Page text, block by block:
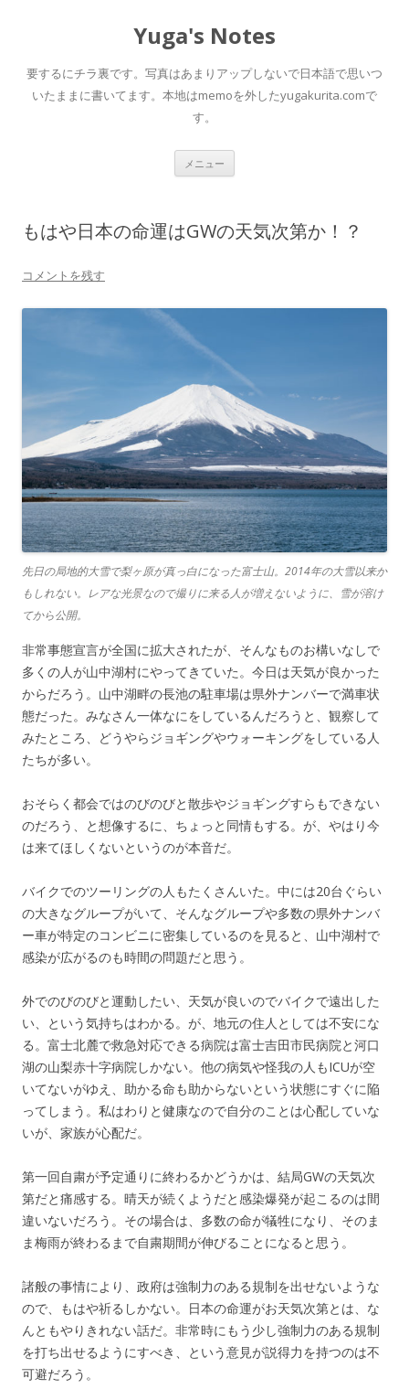
Yuga's Notes
要するにチラ裏です。写真はあまりアップしないで日本語で思いつ
いたままに書いてます。本地はmemoを外したyugakurita.comで
す。
メニュー
へ
ス
キ
もはや日本の命運はGWの天気次第か！？
コメントを残す
先日の局地的大雪で梨ヶ原が真っ白になった富士山。2014年の大雪以来か
もしれない。レアな光景なので撮りに来る人が増えないように、雪が溶け
てから公開。
非常事態宣言が全国に拡大されたが、そんなものお構いなしで
多くの人が山中湖村にやってきていた。今日は天気が良かった
からだろう。山中湖畔の長池の駐車場は県外ナンバーで満車状
態だった。みなさん一体なにをしているんだろうと、観察して
みたところ、どうやらジョギングやウォーキングをしている人
たちが多い。
おそらく都会ではのびのびと散歩やジョギングすらもできない
のだろう、と想像するに、ちょっと同情もする。が、やはり今
は来てほしくないというのが本音だ。
バイクでのツーリングの人もたくさんいた。中には20台ぐらい
の大きなグループがいて、そんなグループや多数の県外ナンバ
ー車が特定のコンビニに密集しているのを見ると、山中湖村で
感染が広がるのも時間の問題だと思う。
外でのびのびと運動したい、天気が良いのでバイクで遠出した
い、という気持ちはわかる。が、地元の住人としては不安にな
る。富士北麓で救急対応できる病院は富士吉田市民病院と河口
湖の山梨赤十字病院しかない。他の病気や怪我の人もICUが空
いてないがゆえ、助かる命も助からないという状態にすぐに陥
ってしまう。私はわりと健康なので自分のことは心配していな
いが、家族が心配だ。
第一回自粛が予定通りに終わるかどうかは、結局GWの天気次
第だと痛感する。晴天が続くようだと感染爆発が起こるのは間
違いないだろう。その場合は、多数の命が犠牲になり、そのま
ま梅雨が終わるまで自粛期間が伸びることになると思う。
諸般の事情により、政府は強制力のある規制を出せないような
ので、もはや祈るしかない。日本の命運がお天気次第とは、な
んともやりきれない話だ。非常時にもう少し強制力のある規制
を打ち出せるようにすべき、という意見が説得力を持つのは不
可避だろう。